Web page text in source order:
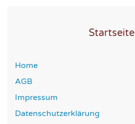
Startseite
Home
AGB
Impressum
Datenschutzerklärung